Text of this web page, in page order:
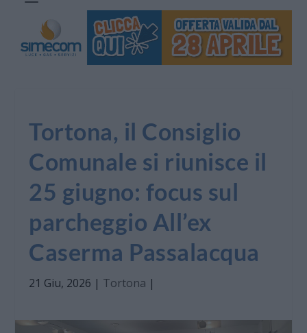
Tortona, il Consiglio
Comunale si riunisce il
25 giugno: focus sul
parcheggio All’ex
Caserma Passalacqua
21 Giu, 2026 | Tortona |